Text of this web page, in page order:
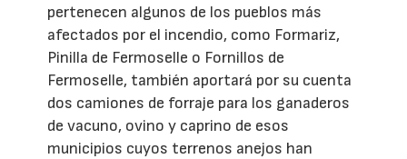
pertenecen algunos de los pueblos más
afectados por el incendio, como Formariz,
Pinilla de Fermoselle o Fornillos de
Fermoselle, también aportará por su cuenta
dos camiones de forraje para los ganaderos
de vacuno, ovino y caprino de esos
municipios cuyos terrenos anejos han